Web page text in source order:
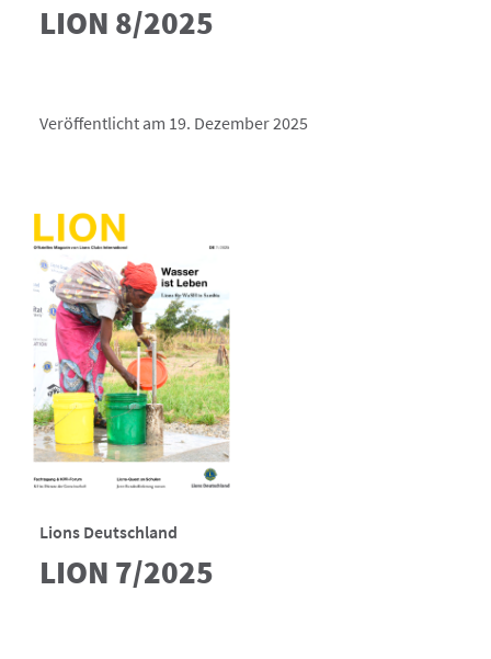
LION 8/2025
Veröffentlicht am 19. Dezember 2025
Lions Deutschland
LION 7/2025